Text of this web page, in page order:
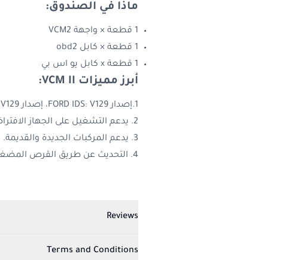
ماذا في الصندوق:
1 قطعة × واجهة VCM2
1 قطعة × كابل obd2
1 قطعة x كابل يو اس بي
أبرز مميزات VCM II:
1.إصدار FORD IDS: V129، إصدار Mazda IDS: V129
2. يدعم التشغيل على الجهاز الافتراضي، ويمكن تثبيت برامج فورد ومازدا على جهاز كمبيوتر واحد.
3. يدعم المركبات الجديدة والقديمة.
4. التحديث عن طريق القرص المضغوط مع البرامج الثابتة غير المؤمنة
Reviews
Terms and Conditions